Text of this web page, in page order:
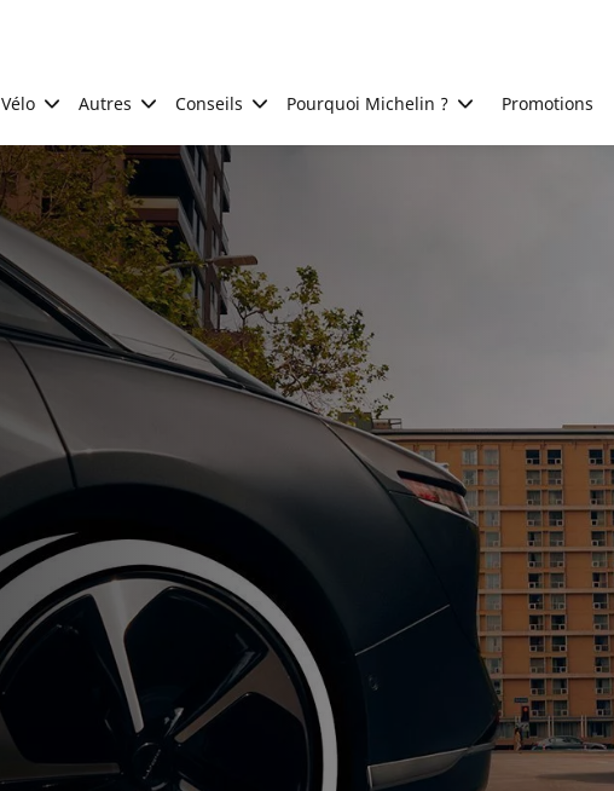
Vélo Autres Conseils Pourquoi Michelin ? Promotions